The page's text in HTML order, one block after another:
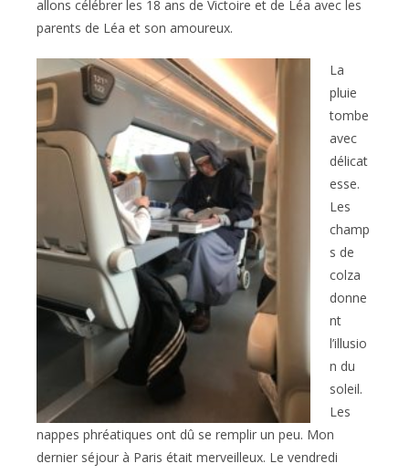
allons célébrer les 18 ans de Victoire et de Léa avec les
parents de Léa et son amoureux.
La
pluie
tombe
avec
délicat
esse.
Les
champ
s de
colza
donne
nt
l’illusio
n du
soleil.
Les
nappes phréatiques ont dû se remplir un peu. Mon
dernier séjour à Paris était merveilleux. Le vendredi